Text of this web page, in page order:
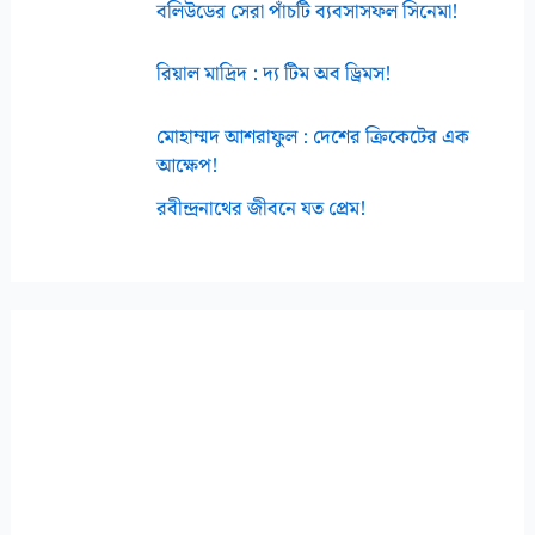
বলিউডের সেরা পাঁচটি ব্যবসাসফল সিনেমা!
রিয়াল মাদ্রিদ : দ্য টিম অব ড্রিমস!
মোহাম্মদ আশরাফুল : দেশের ক্রিকেটের এক
আক্ষেপ!
রবীন্দ্রনাথের জীবনে যত প্রেম!